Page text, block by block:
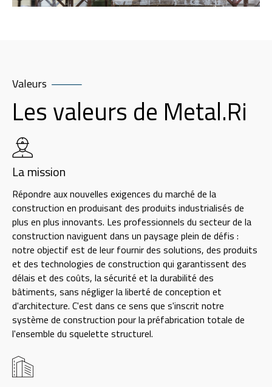
Valeurs
Les valeurs de Metal.Ri
La mission
Répondre aux nouvelles exigences du marché de la
construction en produisant des produits industrialisés de
plus en plus innovants. Les professionnels du secteur de la
construction naviguent dans un paysage plein de défis :
notre objectif est de leur fournir des solutions, des produits
et des technologies de construction qui garantissent des
délais et des coûts, la sécurité et la durabilité des
bâtiments, sans négliger la liberté de conception et
d'architecture. C'est dans ce sens que s'inscrit notre
système de construction pour la préfabrication totale de
l'ensemble du squelette structurel.